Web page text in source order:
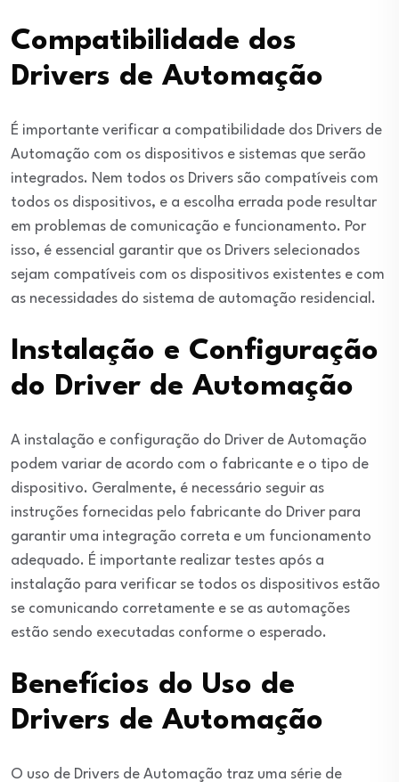
Compatibilidade dos
Drivers de Automação
É importante verificar a compatibilidade dos Drivers de
Automação com os dispositivos e sistemas que serão
integrados. Nem todos os Drivers são compatíveis com
todos os dispositivos, e a escolha errada pode resultar
em problemas de comunicação e funcionamento. Por
isso, é essencial garantir que os Drivers selecionados
sejam compatíveis com os dispositivos existentes e com
as necessidades do sistema de automação residencial.
Instalação e Configuração
do Driver de Automação
A instalação e configuração do Driver de Automação
podem variar de acordo com o fabricante e o tipo de
dispositivo. Geralmente, é necessário seguir as
instruções fornecidas pelo fabricante do Driver para
garantir uma integração correta e um funcionamento
adequado. É importante realizar testes após a
instalação para verificar se todos os dispositivos estão
se comunicando corretamente e se as automações
estão sendo executadas conforme o esperado.
Benefícios do Uso de
Drivers de Automação
O uso de Drivers de Automação traz uma série de